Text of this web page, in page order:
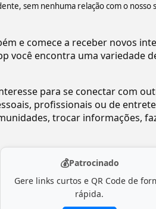
sem nenhuma relação com o
e comece a receber novos
você encontra uma variedade
para se conectar com
profissionais ou de
trocar informações,
💰Patrocinado
Gere links curtos e QR Code de
rápida.